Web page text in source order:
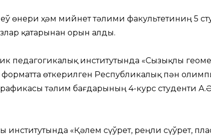
өнери ҳәм мийнет тәлими факультетиниң 5
қатарынан орын алды.
педагогикалық институтында «Сызықлы
өткерилген Республикалық пән
тәлим бағдарының 4-курс студенти
«Қәлем сүўрет, реңли сүўрет,